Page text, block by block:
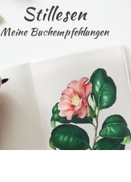
Stillesen
Meine Buchempfehlungen